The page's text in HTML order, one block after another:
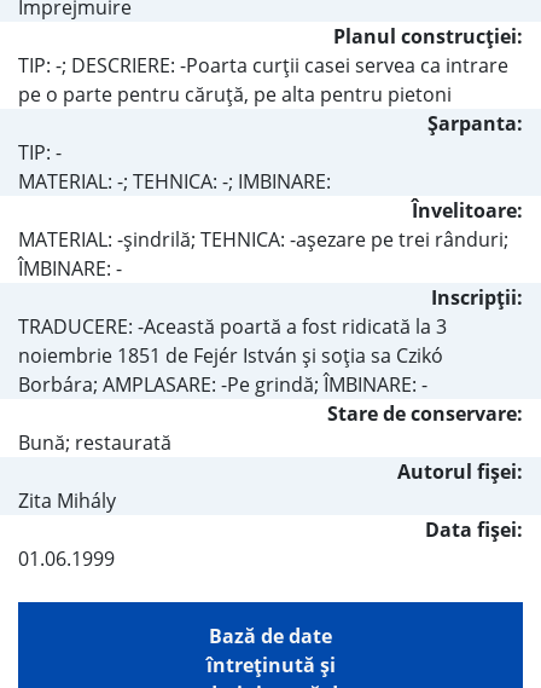
Împrejmuire
Planul construcţiei:
TIP: -; DESCRIERE: -Poarta curţii casei servea ca intrare
pe o parte pentru căruţă, pe alta pentru pietoni
Şarpanta:
TIP: -
MATERIAL: -; TEHNICA: -; IMBINARE:
Învelitoare:
MATERIAL: -şindrilă; TEHNICA: -aşezare pe trei rânduri;
ÎMBINARE: -
Inscripţii:
TRADUCERE: -Această poartă a fost ridicată la 3
noiembrie 1851 de Fejér István şi soţia sa Czikó
Borbára; AMPLASARE: -Pe grindă; ÎMBINARE: -
Stare de conservare:
Bună; restaurată
Autorul fişei:
Zita Mihály
Data fișei:
01.06.1999
Bază de date
întreţinută şi